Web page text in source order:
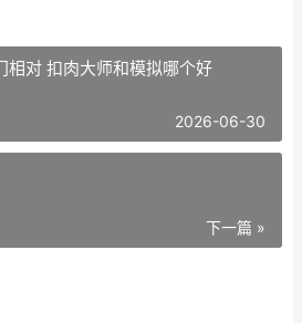
相对 扣肉大师和模拟哪个好
2026-06-30
下一篇 »